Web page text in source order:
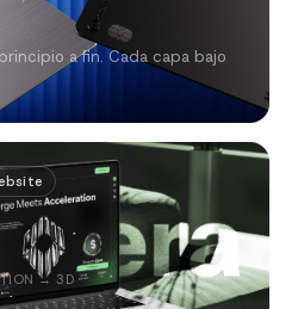
a fin. Cada capa bajo
→ 3D